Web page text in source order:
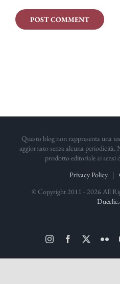
Questo blog non rappresenta una
aggiornato senza alcuna
prodotto editoriale ai sensi
Privacy Policy |
© Copyright 2011 - 2026 All
InstagramFacebook